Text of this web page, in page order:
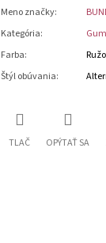
Meno značky:
Kategória:
Farba:
Štýl obúvania:
TLAČ OPÝTAŤ SA